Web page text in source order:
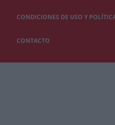
CONDICIONES DE USO Y
CONTACTO